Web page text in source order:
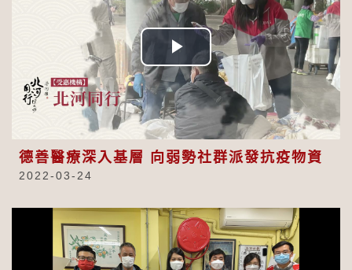
Play
Video
德善醫療深入基層 向弱勢社群派發抗疫物資
2022-03-24